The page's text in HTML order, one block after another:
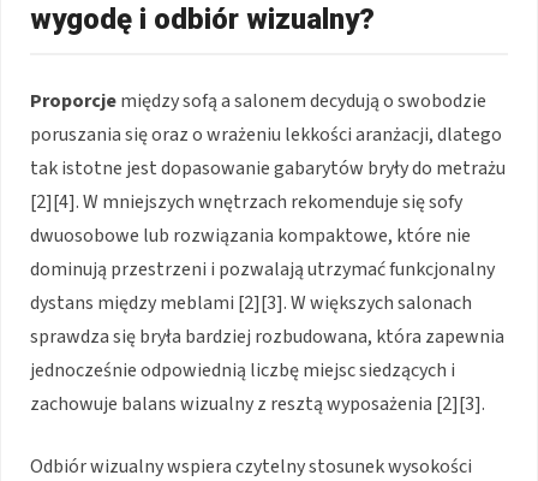
wygodę i odbiór wizualny?
Proporcjemiędzy sofą a salonem decydują o swobodzie
poruszania się oraz o wrażeniu lekkości aranżacji, dlatego
tak istotne jest dopasowanie gabarytów bryły do metrażu
[2][4]. W mniejszych wnętrzach rekomenduje się sofy
dwuosobowe lub rozwiązania kompaktowe, które nie
dominują przestrzeni i pozwalają utrzymać funkcjonalny
dystans między meblami [2][3]. W większych salonach
sprawdza się bryła bardziej rozbudowana, która zapewnia
jednocześnie odpowiednią liczbę miejsc siedzących i
zachowuje balans wizualny z resztą wyposażenia [2][3].
Odbiór wizualny wspiera czytelny stosunek wysokości